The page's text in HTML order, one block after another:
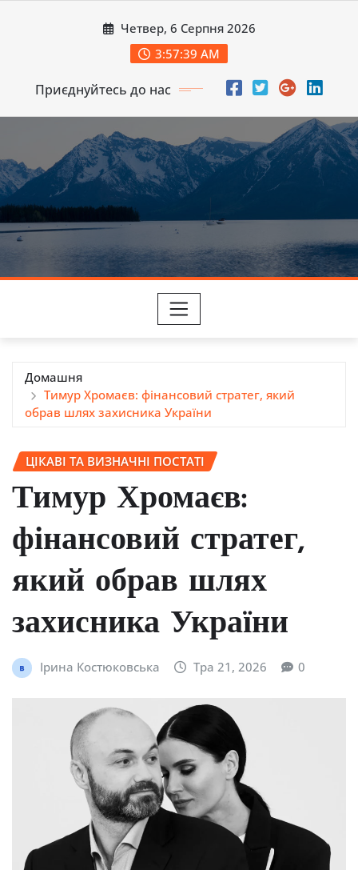
Четвер, 6 Серпня 2026
3:57:41 AM
Приєднуйтесь до нас
Домашня
Тимур Хромаєв: фінансовий стратег, який
обрав шлях захисника України
ЦІКАВІ ТА ВИЗНАЧНІ ПОСТАТІ
Тимур Хромаєв:
фінансовий стратег,
який обрав шлях
захисника України
Ірина Костюковська Тра 21, 2026 0